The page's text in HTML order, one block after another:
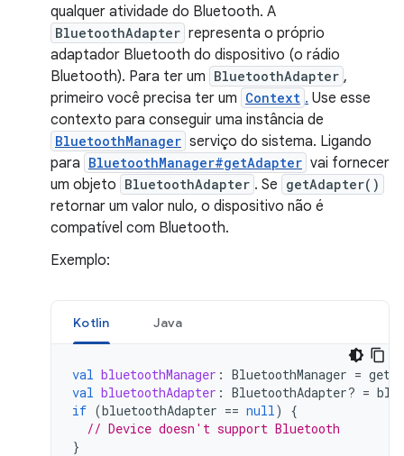
qualquer atividade do Bluetooth. A
BluetoothAdapter representa o próprio
adaptador Bluetooth do dispositivo (o rádio
Bluetooth). Para ter um BluetoothAdapter ,
primeiro você precisa ter um Context . Use esse
contexto para conseguir uma instância de
BluetoothManager serviço do sistema. Ligando
para BluetoothManager#getAdapter vai fornecer
um objeto BluetoothAdapter . Se getAdapter()
retornar um valor nulo, o dispositivo não é
compatível com Bluetooth.
Exemplo:
Kotlin Java
val bluetoothManager : BluetoothManager =
val bluetoothAdapter : BluetoothAdapter? =
if (bluetoothAdapter == null)
{
// Device doesn't support Bluetooth
}